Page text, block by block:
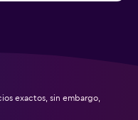
exactos, sin embargo,